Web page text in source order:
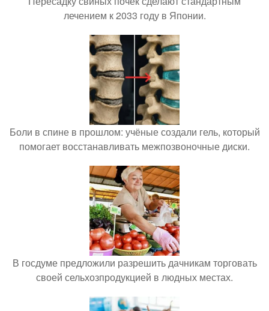
лечением к 2033 году в Японии.
Боли в спине в прошлом: учёные создали гель, который
помогает восстанавливать межпозвоночные диски.
В госдуме предложили разрешить дачникам торговать
своей сельхозпродукцией в людных местах.